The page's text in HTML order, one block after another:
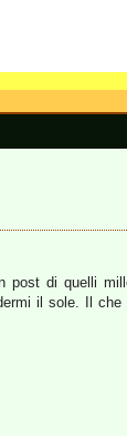
di quelli
il sole. Il